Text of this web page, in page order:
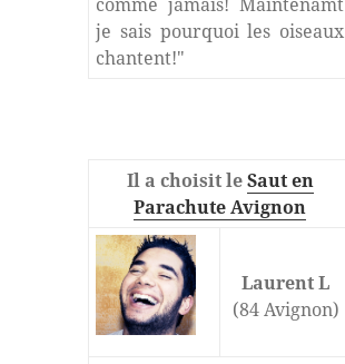
je sais pourquoi les oiseaux
chantent!"
Il a choisit leSaut en
Parachute Avignon
Laurent L
(84 Avignon)